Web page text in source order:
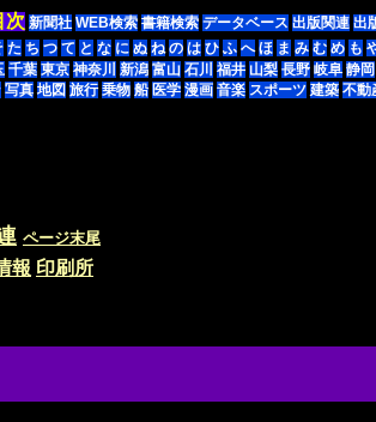
次 新聞社 WEB検索 書籍検索 データベース 出版関連 出
た ち つ て と な に ぬ ね の は ひ ふ へ ほ ま み む め も
千葉 東京 神奈川 新潟 富山 石川 福井 山梨 長野 岐阜 静岡
写真 地図 旅行 乗物 船 医学 漫画 音楽 スポーツ 建築 不動
ページ末尾
報 印刷所